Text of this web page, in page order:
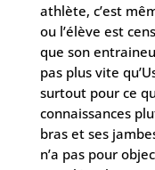
athlète, c’est
ou l’élève est
que son
pas plus vite
surtout pour ce
connaissances
bras et ses
n’a pas pour